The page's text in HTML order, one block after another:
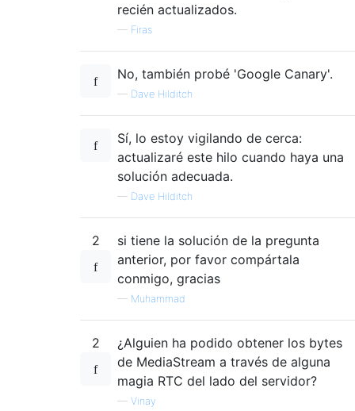
id="webcamcontrols"
a class
</div>
recién actualizados.
— Firas
No, también probé 'Google Canary'.
— Dave Hilditch
Sí, lo estoy vigilando de cerca:
actualizaré este hilo cuando haya una
solución adecuada.
— Dave Hilditch
2
si tiene la solución de la pregunta
anterior, por favor compártala
conmigo, gracias
— Muhammad
2
¿Alguien ha podido obtener los bytes
de MediaStream a través de alguna
magia RTC del lado del servidor?
— Vinay